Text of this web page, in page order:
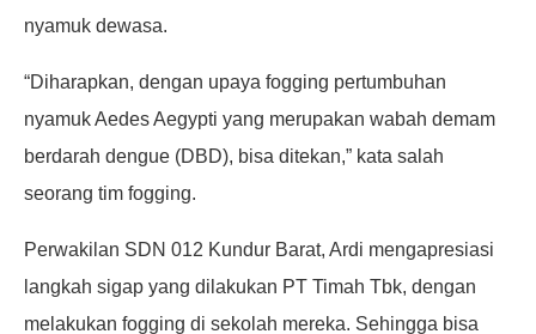
nyamuk dewasa.
“Diharapkan, dengan upaya fogging pertumbuhan
nyamuk Aedes Aegypti yang merupakan wabah demam
berdarah dengue (DBD), bisa ditekan,” kata salah
seorang tim fogging.
Perwakilan SDN 012 Kundur Barat, Ardi mengapresiasi
langkah sigap yang dilakukan PT Timah Tbk, dengan
melakukan fogging di sekolah mereka. Sehingga bisa